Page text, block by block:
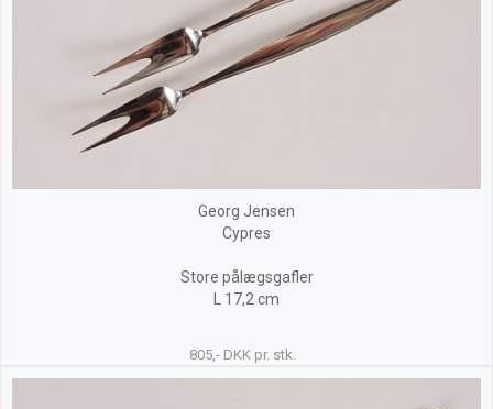
Georg Jensen
Cypres
Store pålægsgafler
L 17,2 cm
805,- DKK pr. stk.